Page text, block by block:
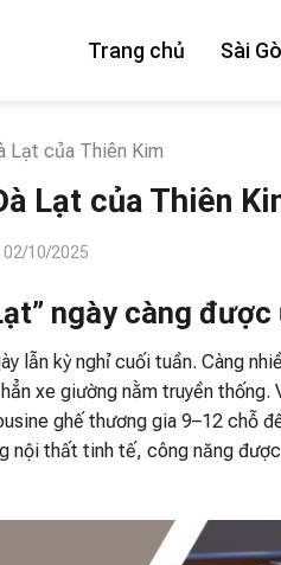
Trang chủ Sài
Lạt của Thiên Kim
Lạt của Thiên
10/2025
ngày càng được
lẫn kỳ nghỉ cuối tuần. Càng
xe giường nằm truyền thống.
ghế thương gia 9–12 chỗ
nội thất tinh tế, công năng